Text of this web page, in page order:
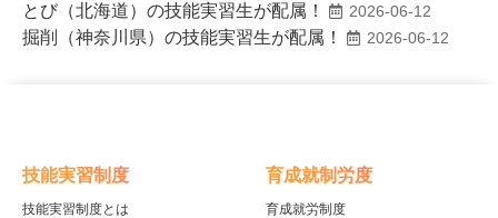
とび（北海道）の技能実習生が配属！ 2026-06-12
掘削（神奈川県）の技能実習生が配属！ 2026-06-12
技能実習制度
技能実習制度とは
育成就制労度
育成就労制度